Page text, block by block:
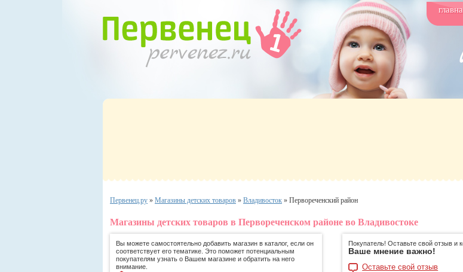
Первенец.ру » Магазины детских товаров » Владивосток » Первореченский район
Магазины детских товаров в Первореченском районе во Владивостоке
Вы можете самостоятельно добавить магазин в каталог, если он
соответствует его тематике. Это поможет потенциальным
покупателям узнать о Вашем магазине и обратить на него
внимание.
Покупатель! Оставьте свой отзыв и
Ваше мнение важно!
Оставьте свой отзыв